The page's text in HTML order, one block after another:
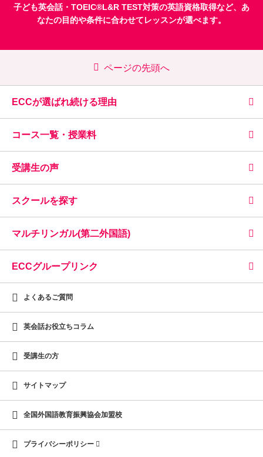
子ども英会話・ TOEIC®L&R TEST対策の英語資格取得など、あ
なたの目的や条件に合わせてレッスンが選べます。
ページの先頭へ
ECCが選ばれ続ける理由
コース一覧・授業料
受講生の声
スクールを探す
マルチリンガル(第二外国語)
ECCグループリンク
よくあるご質問
英会話お役立ちコラム
受講生の方
サイトマップ
全国外国語教育振興協会加盟校
プライバシーポリシー